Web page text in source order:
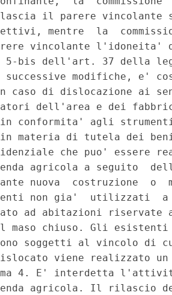
il parere vincolante
mentre  la
vincolante l'idoneita'
5-bis dell'art. 37 della
successive modifiche, e'
caso di dislocazione ai
dell'area e dei
in conformita' agli
materia di tutela dei
che puo' essere
agricola a seguito
nuova  costruzione  o
non gia'  utilizzati  a
ad abitazioni
maso chiuso. Gli
sono soggetti al vincolo
dislocato viene realizzato
4. E' interdetta
agricola. Il rilascio